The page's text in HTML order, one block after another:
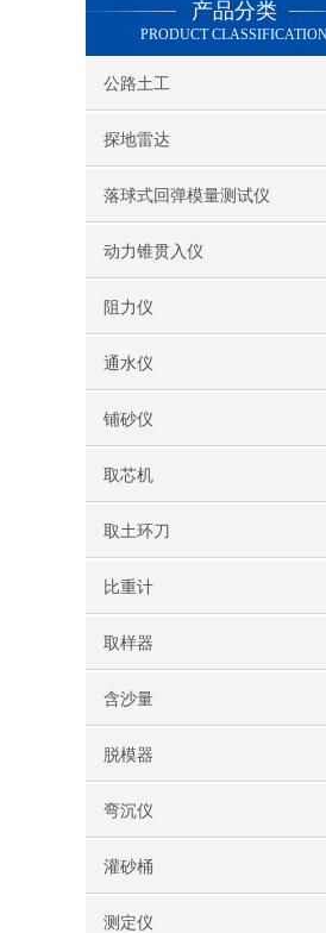
产品分类
PRODUCT
公路土工
探地雷达
落球式回弹模量测试仪
动力锥贯入仪
阻力仪
通水仪
铺砂仪
取芯机
取土环刀
比重计
取样器
含沙量
脱模器
弯沉仪
灌砂桶
测定仪